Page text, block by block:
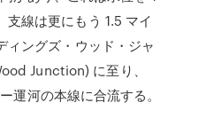
線は更にもう 1.5 マイ
ィングズ・ウッド・ジャ
Junction) に至り、
運河の本線に合流する。